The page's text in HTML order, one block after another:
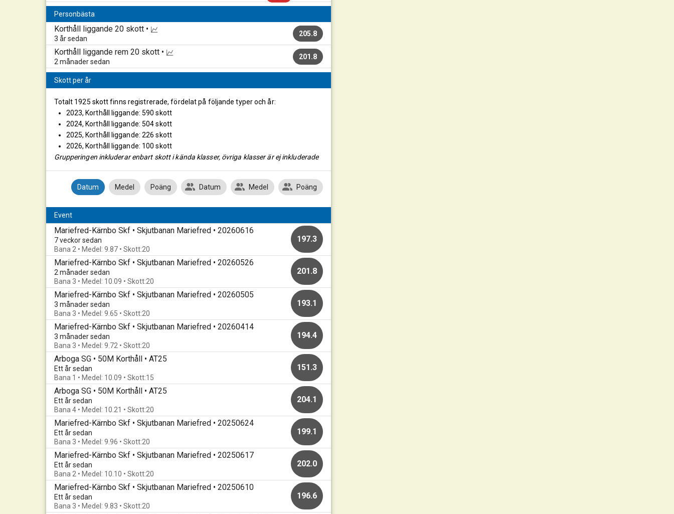
Personbästa
Korthåll liggande20 skott •
3 år sedan
205.8
Korthåll liggande rem20 skott •
2 månader sedan
201.8
Skott per år
Totalt 1925 skott finns registrerade, fördelat på följande typer och år:
2023, Korthåll liggande: 590 skott
2024, Korthåll liggande: 504 skott
2025, Korthåll liggande: 226 skott
2026, Korthåll liggande: 100 skott
Grupperingen inkluderar enbart skott i kända klasser, övriga klasser är ej inkluderade
Datum Medel Poäng Datum Medel Poäng
Event
Mariefred-Kärnbo Skf • Skjutbanan Mariefred • 20260616
7 veckor sedan
Bana 2 • Medel: 9.87 • Skott:20
197.3
Mariefred-Kärnbo Skf • Skjutbanan Mariefred • 20260526
2 månader sedan
Bana 3 • Medel: 10.09 • Skott:20
201.8
Mariefred-Kärnbo Skf • Skjutbanan Mariefred • 20260505
3 månader sedan
Bana 3 • Medel: 9.65 • Skott:20
193.1
Mariefred-Kärnbo Skf • Skjutbanan Mariefred • 20260414
3 månader sedan
Bana 3 • Medel: 9.72 • Skott:20
194.4
Arboga SG • 50M Korthåll • AT25
Ett år sedan
Bana 1 • Medel: 10.09 • Skott:15
151.3
Arboga SG • 50M Korthåll • AT25
Ett år sedan
Bana 4 • Medel: 10.21 • Skott:20
204.1
Mariefred-Kärnbo Skf • Skjutbanan Mariefred • 20250624
Ett år sedan
Bana 3 • Medel: 9.96 • Skott:20
199.1
Mariefred-Kärnbo Skf • Skjutbanan Mariefred • 20250617
Ett år sedan
Bana 2 • Medel: 10.10 • Skott:20
202.0
Mariefred-Kärnbo Skf • Skjutbanan Mariefred • 20250610
Ett år sedan
Bana 3 • Medel: 9.83 • Skott:20
196.6